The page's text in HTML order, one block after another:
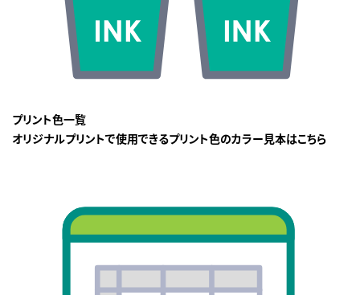
プリント色一覧
オリジナルプリントで使用できるプリント色のカラー見本はこちら